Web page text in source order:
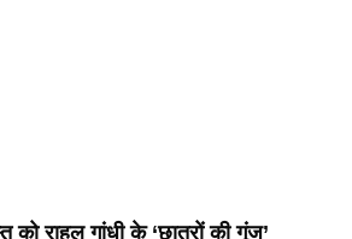
राहुल गांधी के ‘छात्रों की गूंज’